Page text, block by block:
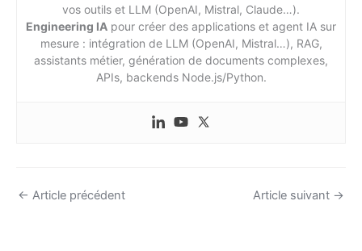
vos outils et LLM (OpenAI, Mistral, Claude…).
Engineering IA pour créer des applications et agent IA sur
mesure : intégration de LLM (OpenAI, Mistral…), RAG,
assistants métier, génération de documents complexes,
APIs, backends Node.js/Python.
← Article précédent Article suivant →